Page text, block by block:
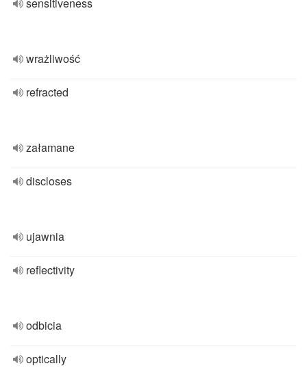
wrażliwość
refracted
załamane
discloses
ujawnia
reflectivity
odbicia
optically